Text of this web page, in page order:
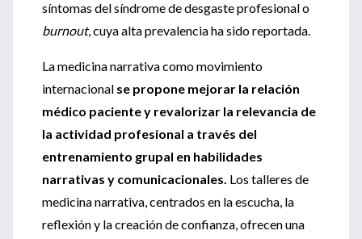
síntomas del síndrome de desgaste profesional o
burnout, cuya alta prevalencia ha sido reportada.
La medicina narrativa como movimiento
internacional se propone mejorar la relación
médico paciente y revalorizar la relevancia de
la actividad profesional a través del
entrenamiento grupal en habilidades
narrativas y comunicacionales. Los talleres de
medicina narrativa, centrados en la escucha, la
reflexión y la creación de confianza, ofrecen una